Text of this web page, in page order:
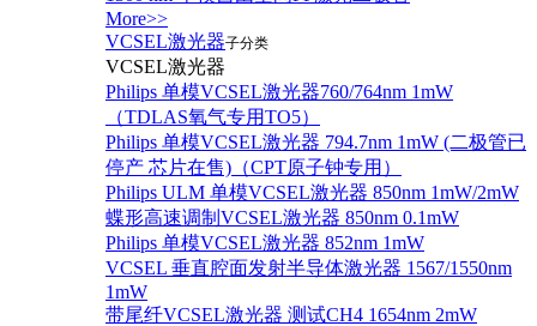
More>>
VCSEL激光器子分类
VCSEL激光器
Philips 单模VCSEL激光器760/764nm 1mW
（TDLAS氧气专用TO5）
Philips 单模VCSEL激光器 794.7nm 1mW (二极管已
停产 芯片在售)（CPT原子钟专用）
Philips ULM 单模VCSEL激光器 850nm 1mW/2mW
蝶形高速调制VCSEL激光器 850nm 0.1mW
Philips 单模VCSEL激光器 852nm 1mW
VCSEL 垂直腔面发射半导体激光器 1567/1550nm
1mW
带尾纤VCSEL激光器 测试CH4 1654nm 2mW